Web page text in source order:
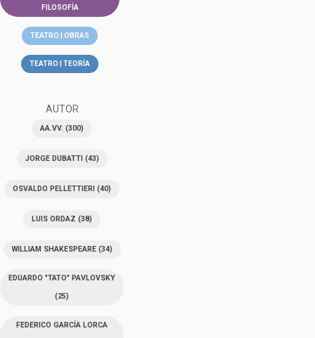
FILOSOFÍA
TEATRO | OBRAS
TEATRO | TEORÍA
AUTOR
AA.VV. (300)
JORGE DUBATTI(43)
OSVALDO PELLETTIERI (40)
LUIS ORDAZ (38)
WILLIAM SHAKESPEARE(34)
EDUARDO "TATO" PAVLOVSKY
(25)
FEDERICO GARCÍA LORCA